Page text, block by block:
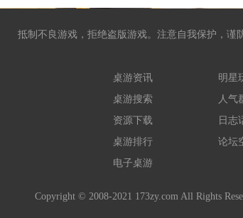
抵制不良游戏，拒绝盗版游戏。注意自我保护，谨
桌游资讯
桌游搜索
资源下载
桌游排行
电子桌游
明星
人气
日志
论坛
Copyright © 2008-2021 173zy.com All Rights